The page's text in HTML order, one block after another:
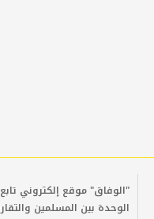
"الوفاق" موقع إلكتروني
الوحدة بين المسلمين